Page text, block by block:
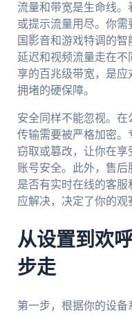
流量和带宽是生命线
或提示流量用尽。你需
国影音和游戏特调的
延迟和视频流量走在
享的百兆级带宽，是
拥堵的硬保障。
安全同样不能忽视。
传输需要被严格加密。
窃取或篡改，让你在享
账号安全。此外，售后
是否有实时在线的客
应解决，决定了你的观
从设置到欢
步走
第一步，根据你的设